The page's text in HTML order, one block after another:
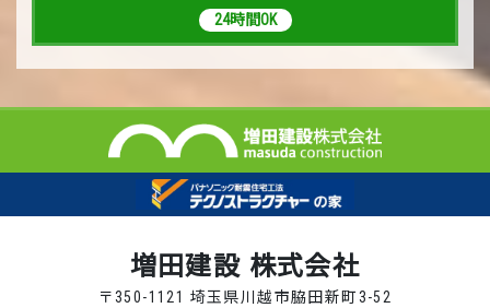
24時間OK
増田建設 株式会社
〒350-1121 埼玉県川越市脇田新町3-52